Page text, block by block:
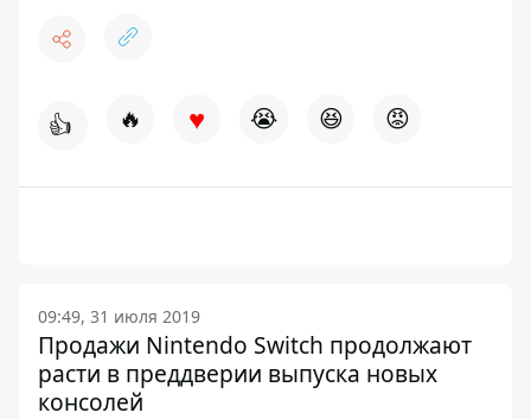
👍 🔥 ♥ 😭 😆 😡
09:49, 31 июля 2019
Продажи Nintendo Switch продолжают
расти в преддверии выпуска новых
консолей